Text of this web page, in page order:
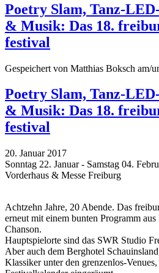
Poetry Slam, Tanz-
& Musik: Das 18.
festival
Gespeichert von Matthias Boksch am/
Poetry Slam, Tanz-
& Musik: Das 18.
festival
20. Januar 2017
Sonntag 22. Januar - Samstag 04.
Vorderhaus & Messe Freiburg
Achtzehn Jahre, 20 Abende. Das
erneut mit einem bunten Programm
Chanson.
Hauptspielorte sind das SWR Studio
Aber auch dem Berghotel
Klassiker unter den grenzenlos-